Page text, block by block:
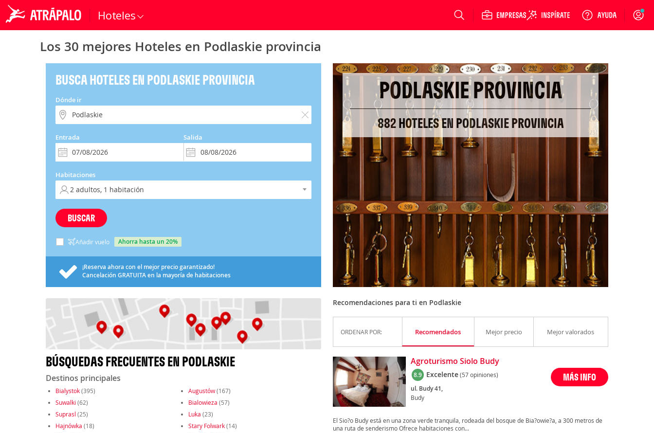
Hoteles Login
Los 30 mejores Hoteles en Podlaskie provincia
BUSCA HOTELES EN PODLASKIE PROVINCIA
Dónde ir
Entrada Salida
Habitaciones
BUSCAR
Añadir vuelo ahorra hasta un 20%
¡Reserva ahora con el mejor precio garantizado!
Cancelación GRATUITAen la mayoría de habitaciones
BÚSQUEDAS FRECUENTES EN PODLASKIE
Destinos principales
Bialystok(395) Augustów(167)
Suwalki (62) Bialowieza (57)
Suprasl (25) Luka (23)
Hajnówka (18) Stary Folwark(14)
PODLASKIE PROVINCIA
882 HOTELES EN PODLASKIE PROVINCIA
Recomendaciones para ti en Podlaskie
ORDENAR POR: Recomendados Mejor precio Mejor valorados
Agroturismo Siolo Budy
8.9 Excelente(57 opiniones)
ul. Budy 41,
Budy
MÁS INFO
El Sio?o Budy está en una zona verde tranquila, rodeada del bosque de Bia?owie?a, a 300 metros de
una ruta de senderismo Ofrece habitaciones con...